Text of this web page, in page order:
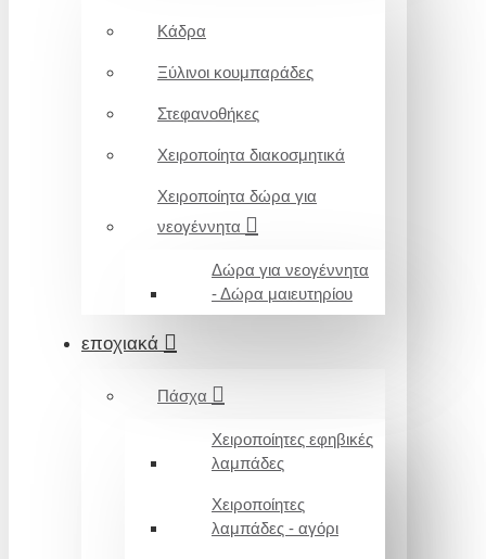
Κάδρα
Ξύλινοι κουμπαράδες
Στεφανοθήκες
Χειροποίητα διακοσμητικά
Χειροποίητα δώρα για
νεογέννητα
Δώρα για νεογέννητα
- Δώρα μαιευτηρίου
εποχιακά
Πάσχα
Χειροποίητες εφηβικές
λαμπάδες
Χειροποίητες
λαμπάδες - αγόρι